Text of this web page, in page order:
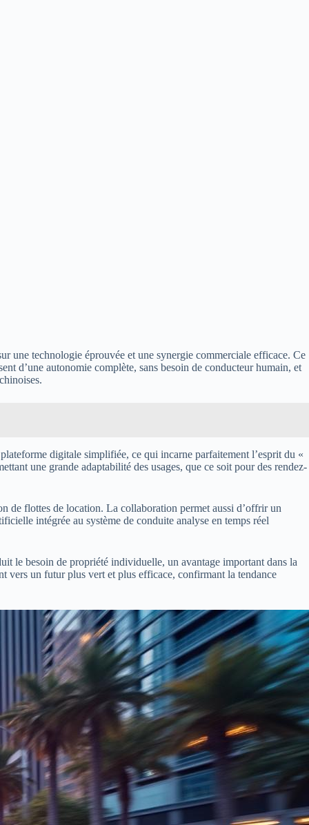
une technologie éprouvée et une synergie commerciale efficace. Ce
d’une autonomie complète, sans besoin de conducteur humain, et
digitale simplifiée, ce qui incarne parfaitement l’esprit du «
une grande adaptabilité des usages, que ce soit pour des rendez-
de flottes de location. La collaboration permet aussi d’offrir un
intégrée au système de conduite analyse en temps réel
le besoin de propriété individuelle, un avantage important dans la
vers un futur plus vert et plus efficace, confirmant la tendance